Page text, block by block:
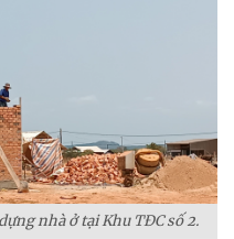
nhà ở tại Khu TĐC số 2.